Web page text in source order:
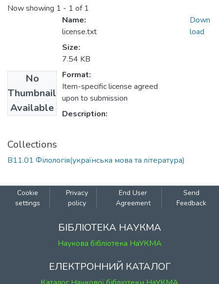
Now showing 1 - 1 of 1
No
Thumbnail
Available
Name:
license.txt
Size:
7.54 KB
Format:
Item-specific license agreed
upon to submission
Description:
Down
load
Collections
В11.01 Філологія(українська мова та література)
Cookie
settings
Privacy
policy
End User
Agreement
Send
Feedback
БІБЛІОТЕКА НАУКМА
Наукова бібліотека НаУКМА
ЕЛЕКТРОННИЙ КАТАЛОГ